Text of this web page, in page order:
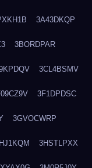
3A43DKQP
3BORDPAR
3CL4BSMV
3F1DPDSC
3GVOCWRP
3HSTLPXX